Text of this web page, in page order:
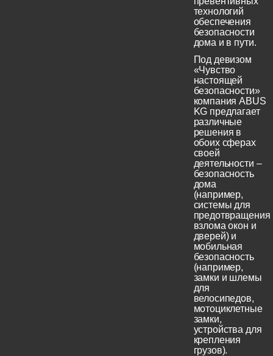
технологий
обеспечения
безопасности
дома и в пути.
Под девизом
«Чувство
настоящей
безопасности»
компания ABUS
KG предлагает
различные
решения в
обоих сферах
своей
деятельности –
безопасность
дома
(например,
системы для
предотвращения
взлома окон и
дверей) и
мобильная
безопасность
(например,
замки и шлемы
для
велосипедов,
мотоциклетные
замки,
устройства для
крепления
грузов).